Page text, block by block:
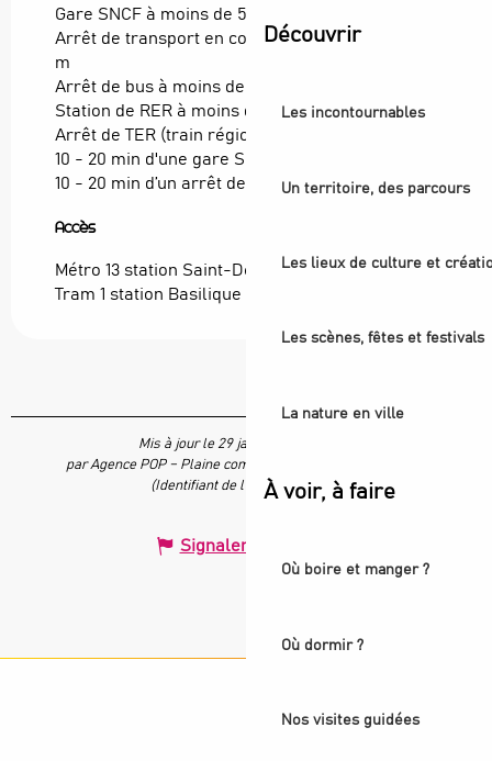
Découvrir
Les incontournables
Un territoire, des parcours
Les lieux de culture et
Les scènes, fêtes et festivals
La nature en ville
À voir, à faire
Où boire et manger ?
Où dormir ?
Nos visites guidées
Gare SNCF à moins de 500 m
Arrêt de transport en commun à moins de 500
m
Arrêt de bus à moins de 500 m
Station de RER à moins de 500 m
Arrêt de TER (train régional) à moins de 500 m
10 - 20 min d'une gare SNCF à pied
10 - 20 min d’un arrêt de bus à pied
Accès
Accès
Métro 13 station Saint-Denis Basilique
Tram 1 station Basilique
Mis à jour le 29 janvier 2025 à 10:18
par Agence POP – Plaine commune vous Ouvre ses Portes
(Identifiant de l'offre :7205047)
Signaler une erreur